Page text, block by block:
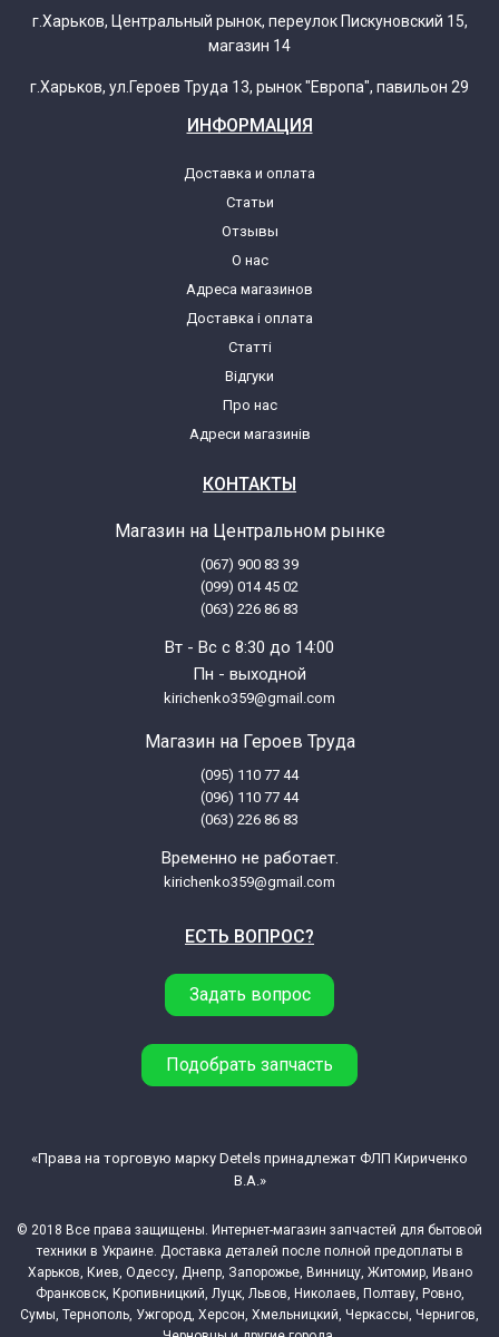
г.Харьков, Центральный рынок, переулок Пискуновский 15,
магазин 14
г.Харьков, ул.Героев Труда 13, рынок "Европа", павильон 29
ИНФОРМАЦИЯ
Доставка и оплата
Статьи
Отзывы
О нас
Адреса магазинов
Доставка і оплата
Статті
Відгуки
Про нас
Адреси магазинів
КОНТАКТЫ
Магазин на Центральном рынке
(067) 900 83 39
(099) 014 45 02
(063) 226 86 83
Вт - Вс с 8:30 до 14:00
Пн - выходной
kirichenko359@gmail.com
Магазин на Героев Труда
(095) 110 77 44
(096) 110 77 44
(063) 226 86 83
Временно не работает.
kirichenko359@gmail.com
ЕСТЬ ВОПРОС?
Задать вопрос
Подобрать запчасть
© 2018 Все права защищены. Интернет-магазин запчастей для бытовой
техники в Украине. Доставка деталей после полной предоплаты в
Харьков, Киев, Одессу, Днепр, Запорожье, Винницу, Житомир, Ивано
Франковск, Кропивницкий, Луцк, Львов, Николаев, Полтаву, Ровно,
Сумы, Тернополь, Ужгород, Херсон, Хмельницкий, Черкассы, Чернигов,
«Права на торговую марку Detels принадлежат ФЛП Кириченко
В.А.»